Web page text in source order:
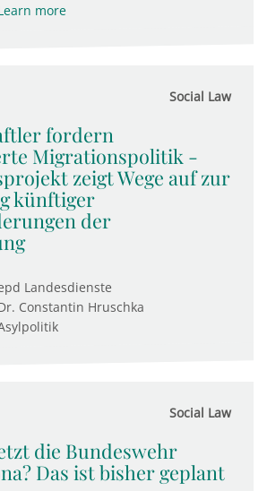
more
Social Law
fordern
Migrationspolitik -
zeigt Wege auf zur
künftiger
der
Landesdienste
Constantin Hruschka
Social Law
die Bundeswehr
Das ist bisher geplant